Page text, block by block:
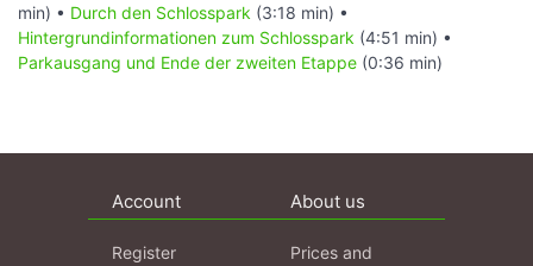
min) • Durch den Schlosspark (3:18 min) •
Hintergrundinformationen zum Schlosspark (4:51 min) •
Parkausgang und Ende der zweiten Etappe (0:36 min)
Account
Register
About us
Prices and